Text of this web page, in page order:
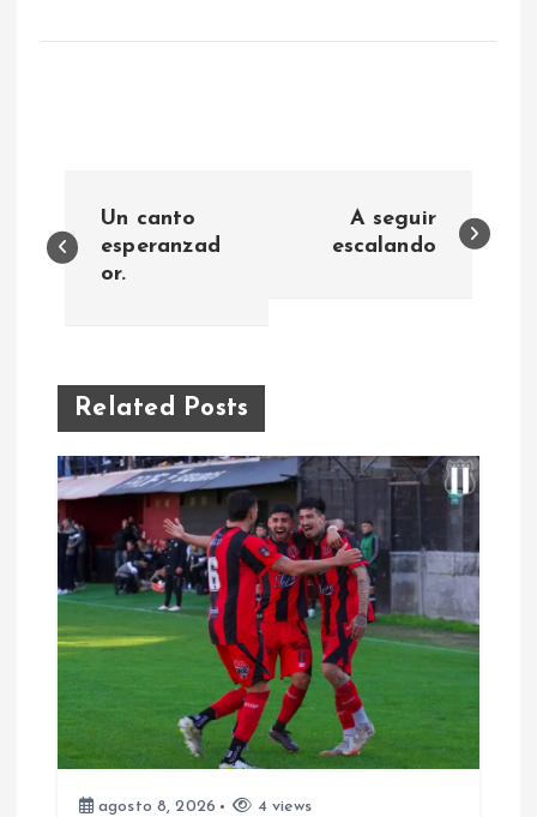
a
e
g
a
c
ó
n
d
Un canto
esperanzad
or.
A seguir
escalando
Related Posts
agosto 8, 2026 4 views